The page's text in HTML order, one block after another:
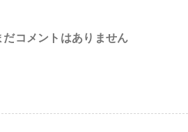
だコメントはありません